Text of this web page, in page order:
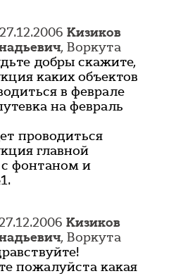
Кизиков
, Воркута
добры скажите,
каких объектов
в феврале
на февраль
проводиться
главной
фонтаном и
Кизиков
, Воркута
пожалуйста какая